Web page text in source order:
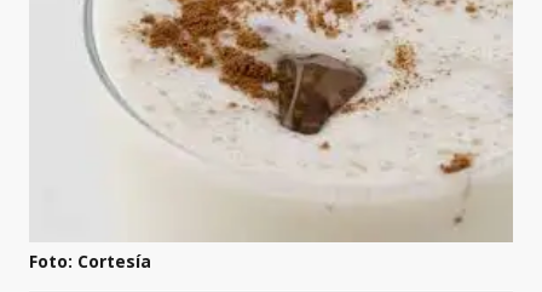
Foto: Cortesía